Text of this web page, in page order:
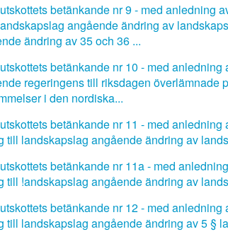
betänkande nr 9 - med anledning
angående ändring av
ändring av 35 och 36 ...
betänkande nr 10 - med
regeringens till riksdagen överlämnade
i den nordiska...
betänkande nr 11 - med
till landskapslag angående ändring av
betänkande nr 11a - med
till !andskapslag angående ändring av
betänkande nr 12 - med
till landskapslag angående ändring av 5 §